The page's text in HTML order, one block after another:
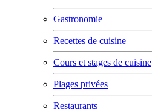
Gastronomie
Recettes de cuisine
Cours et stages de cuisine
Plages privées
Restaurants